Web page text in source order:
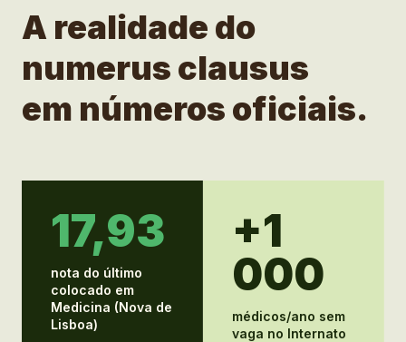
A realidade do
numerus clausus
em números oficiais.
17,93
nota do último
colocado em
Medicina (Nova de
Lisboa)
+1
000
médicos/ano sem
vaga no Internato